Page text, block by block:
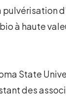
à haute
State
des